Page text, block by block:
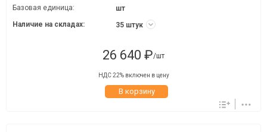
Базовая единица:
шт
Наличие на складах:
35 штук
26 640 ₽/шт
НДС 22% включен в цену
В корзину